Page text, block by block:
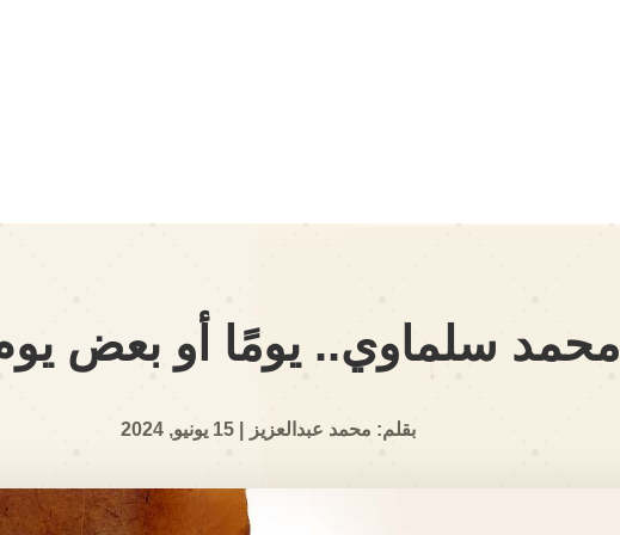
محمد سلماوي.. يومًا أو بعض يوم
بقلم: محمد عبدالعزيز | 15 يونيو, 2024